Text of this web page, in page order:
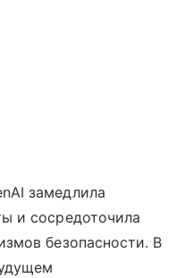
замедлила
и сосредоточила
безопасности. В